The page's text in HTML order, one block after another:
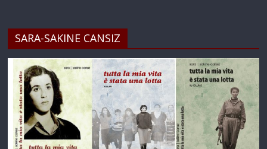
SARA-SAKINE CANSIZ